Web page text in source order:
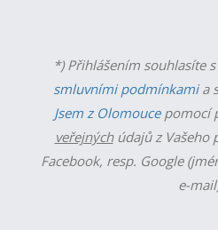
*) Přihlášením souhlasíte
smluvními podmínkamia
Jsem z Olomoucepomocí
veřejnýchúdajů z Vašeho
Facebook, resp. Google
e-